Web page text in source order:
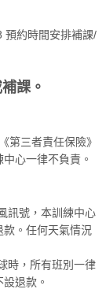
預約時間安排補課/
課。
第三者責任保險》
心一律不負責。
訊號，本訓練中心
。任何天氣情況
時，所有班別一律
退款。